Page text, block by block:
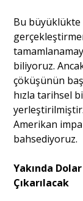
Bu büyüklükte
biliyoruz.
çöküşünün
hızla tarihsel
Amerikan
bahsediyoruz.
Yakında
Çıkarılacak